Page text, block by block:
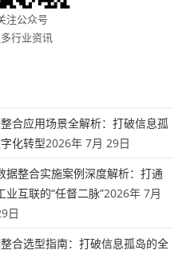
注公众号
行业资讯
合应用场景全解析：打破信息孤
化转型2026年 7月 29日
据整合实施案例深度解析：打通
业互联的“任督二脉”2026年 7月
日
合选型指南：打破信息孤岛的全